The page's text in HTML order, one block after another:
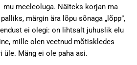
meeleoluga. Näiteks korjan ma
märgin ära lõpu sõnaga „lõpp”,
ei olegi: on lihtsalt juhuslik elu
mille olen veetnud mõtiskledes
Mäng ei ole paha asi.